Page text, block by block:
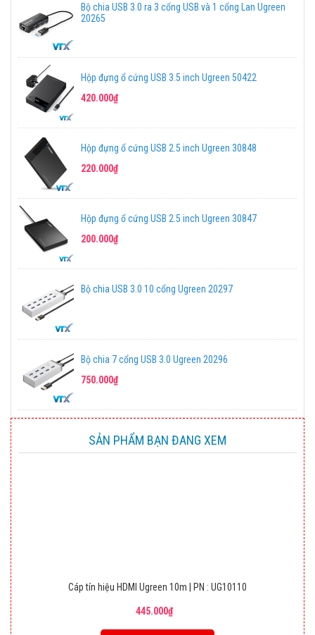
Bộ chia USB 3.0 ra 3 cổng USB và 1 cổng Lan Ugreen
20265
Hộp đựng ổ cứng USB 3.5 inch Ugreen 50422
420.000₫
Hộp đựng ổ cứng USB 2.5 inch Ugreen 30848
220.000₫
Hộp đựng ổ cứng USB 2.5 inch Ugreen 30847
200.000₫
Bộ chia USB 3.0 10 cổng Ugreen 20297
Bộ chia 7 cổng USB 3.0 Ugreen 20296
750.000₫
SẢN PHẨM BẠN ĐANG XEM
Cáp tín hiệu HDMI Ugreen 10m | PN : UG10110
445.000₫